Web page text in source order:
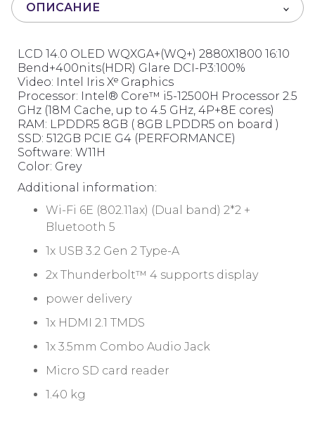
ОПИСАНИЕ
LCD 14.0 OLED WQXGA+(WQ+) 2880X1800 16:10
Bend+400nits(HDR) Glare DCI-P3:100%
Video: Intel Iris Xᵉ Graphics
Processor: Intel® Core™ i5-12500H Processor 2.5
GHz (18M Cache, up to 4.5 GHz, 4P+8E cores)
RAM: LPDDR5 8GB ( 8GB LPDDR5 on board )
SSD: 512GB PCIE G4 (PERFORMANCE)
Software: W11H
Color: Grey
Additional information:
Wi-Fi 6E (802.11ax) (Dual band) 2*2 +
Bluetooth 5
1x USB 3.2 Gen 2 Type-A
2x Thunderbolt™ 4 supports display
power delivery
1x HDMI 2.1 TMDS
1x 3.5mm Combo Audio Jack
Micro SD card reader
1.40 kg